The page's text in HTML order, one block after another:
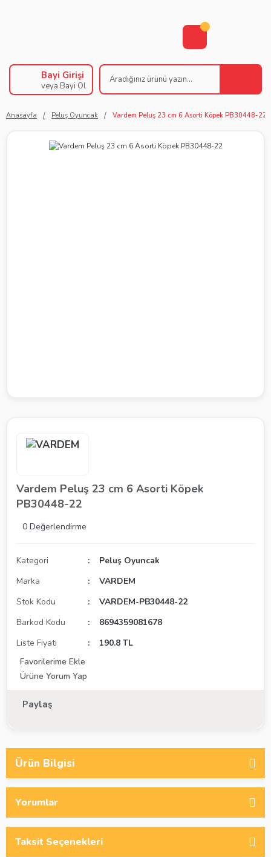
Bayi Girişi
veya Bayi Ol
Anasayfa Peluş Oyuncak Vardem Peluş 23 cm 6 Asorti Köpek PB30448-22
Vardem Peluş 23 cm 6 Asorti Köpek
PB30448-22
0 Değerlendirme
Kategori
Peluş Oyuncak
Marka
VARDEM
Stok Kodu
VARDEM-PB30448-22
Barkod Kodu
8694359081678
Liste Fiyatı
190.8 TL
Ürüne Yorum Yap
Paylaş
Ürün Bilgisi
Yorumlar
Taksit Seçenekleri